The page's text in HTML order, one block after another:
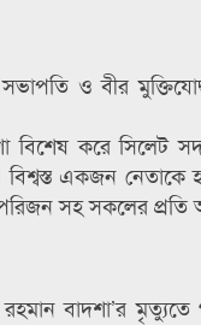
ও বীর
বিশেষ করে সিলেট
একজন নেতাকে
সহ সকলের প্রতি
বাদশা’র